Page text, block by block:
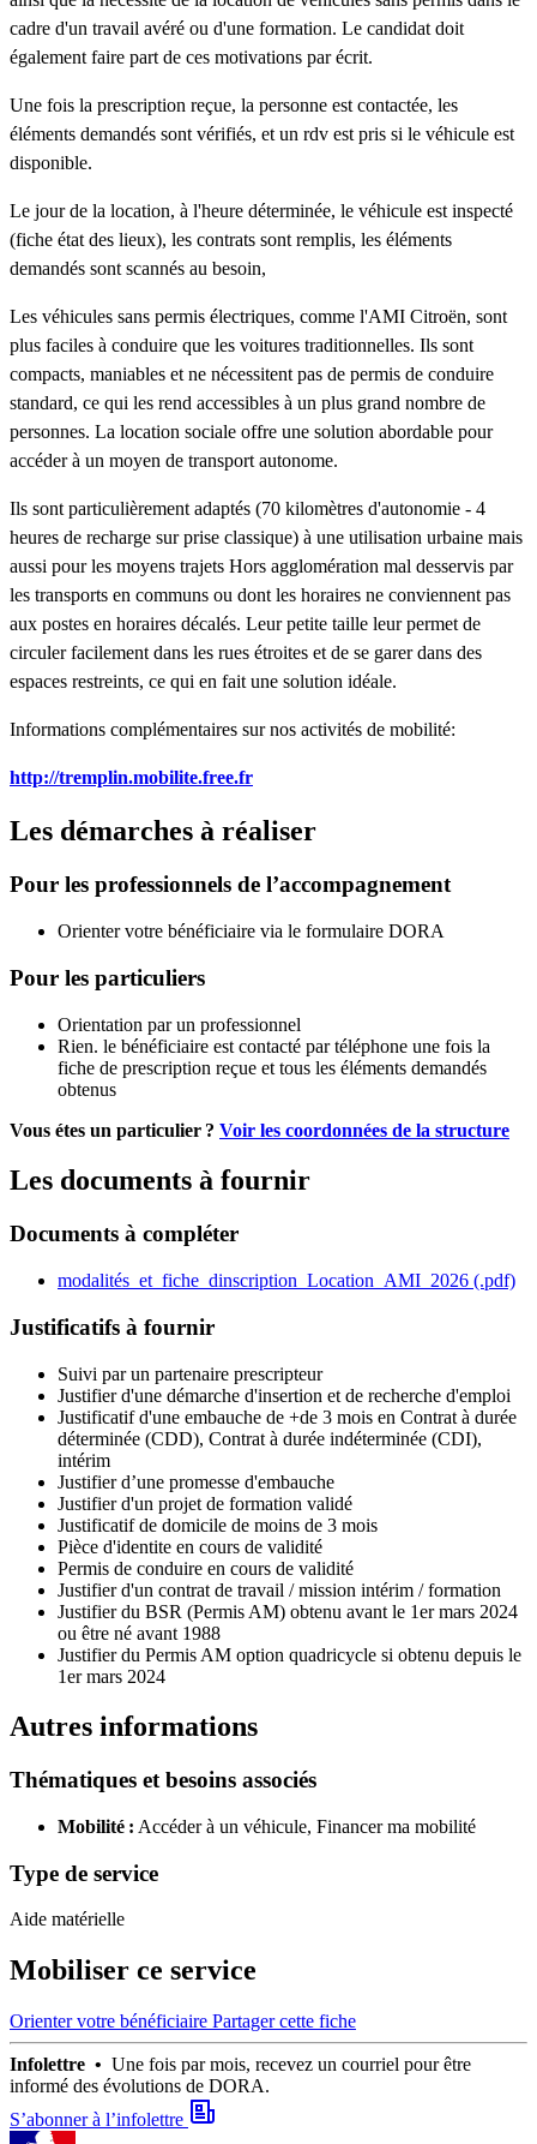
cadre d'un travail avéré ou d'une formation. Le candidat doit
également faire part de ces motivations par écrit.
Une fois la prescription reçue, la personne est contactée, les
éléments demandés sont vérifiés, et un rdv est pris si le véhicule est
disponible.
Le jour de la location, à l'heure déterminée, le véhicule est inspecté
(fiche état des lieux), les contrats sont remplis, les éléments
demandés sont scannés au besoin,
Les véhicules sans permis électriques, comme l'AMI Citroën, sont
plus faciles à conduire que les voitures traditionnelles. Ils sont
compacts, maniables et ne nécessitent pas de permis de conduire
standard, ce qui les rend accessibles à un plus grand nombre de
personnes. La location sociale offre une solution abordable pour
accéder à un moyen de transport autonome.
Ils sont particulièrement adaptés (70 kilomètres d'autonomie - 4
heures de recharge sur prise classique) à une utilisation urbaine mais
aussi pour les moyens trajets Hors agglomération mal desservis par
les transports en communs ou dont les horaires ne conviennent pas
aux postes en horaires décalés. Leur petite taille leur permet de
circuler facilement dans les rues étroites et de se garer dans des
espaces restreints, ce qui en fait une solution idéale.
Informations complémentaires sur nos activités de mobilité:
http://tremplin.mobilite.free.fr
Les démarches à réaliser
Pour les professionnels de l’accompagnement
Orienter votre bénéficiaire via le formulaire DORA
Pour les particuliers
Orientation par un professionnel
Rien. le bénéficiaire est contacté par téléphone une fois la
fiche de prescription reçue et tous les éléments demandés
obtenus
Vous étes un particulier ? Voir les coordonnées de la structure
Les documents à fournir
Documents à compléter
modalités_et_fiche_dinscription_Location_AMI_2026 (.pdf)
Justificatifs à fournir
Suivi par un partenaire prescripteur
Justifier d'une démarche d'insertion et de recherche d'emploi
Justificatif d'une embauche de +de 3 mois en Contrat à durée
déterminée (CDD), Contrat à durée indéterminée (CDI),
intérim
Justifier d’une promesse d'embauche
Justifier d'un projet de formation validé
Justificatif de domicile de moins de 3 mois
Pièce d'identite en cours de validité
Permis de conduire en cours de validité
Justifier d'un contrat de travail / mission intérim / formation
Justifier du BSR (Permis AM) obtenu avant le 1er mars 2024
ou être né avant 1988
Justifier du Permis AM option quadricycle si obtenu depuis le
1er mars 2024
Autres informations
Thématiques et besoins associés
Mobilité : Accéder à un véhicule, Financer ma mobilité
Type de service
Aide matérielle
Mobiliser ce service
Orienter votre bénéficiaire Partager cette fiche
Infolettre • Une fois par mois, recevez un courriel pour être
informé des évolutions de DORA.
S’abonner à l’infolettre